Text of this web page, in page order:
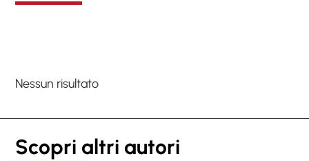
Nessun risultato
Scopri altri autori